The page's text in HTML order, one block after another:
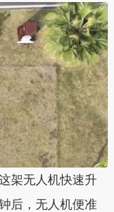
架无人机快速升
后，无人机便准